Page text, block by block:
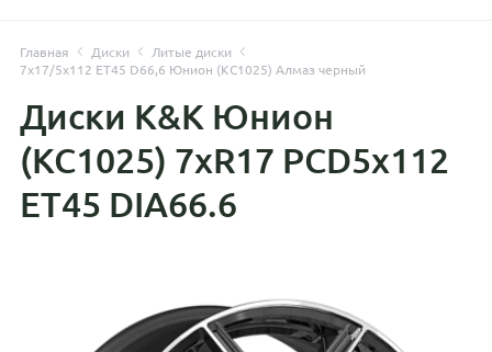
Главная Диски
Литые диски
7x17/5x112 ET45 D66,6 Юнион (КС1025) Алмаз черный
Диски K&K Юнион
(КС1025) 7xR17 PCD5x112
ET45 DIA66.6